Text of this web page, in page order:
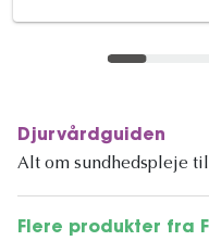
Djurvårdguiden
Alt om sundhedspleje
Flere produkter fra